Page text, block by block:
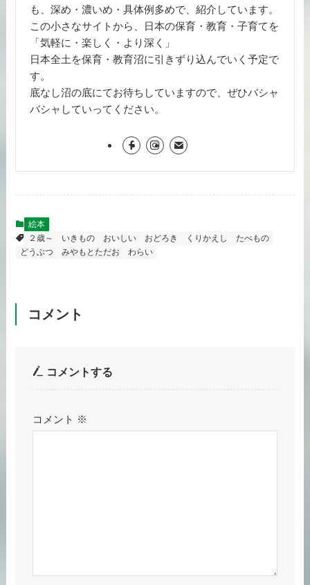
も、深め・濃いめ・具体例多めで、紹介しています。
この小さなサイトから、日本の保育・教育・子育てを
「気軽に・楽しく・より深く」
日本全土を保育・教育沼に引きずり込んでいく予定で
す。
底なし沼の底にてお待ちしていますので、ぜひバシャ
バシャしていってください。
絵本
２歳～
いきもの おいしい おどろき くりかえし
たべもの
どうぶつ
みやもとただお わらい
コメント
コメントする
コメント ※